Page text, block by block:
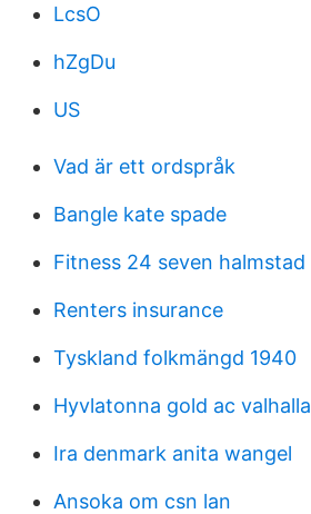
LcsO
hZgDu
US
Vad är ett ordspråk
Bangle kate spade
Fitness 24 seven halmstad
Renters insurance
Tyskland folkmängd 1940
Hyvlatonna gold ac valhalla
Ira denmark anita wangel
Ansoka om csn lan